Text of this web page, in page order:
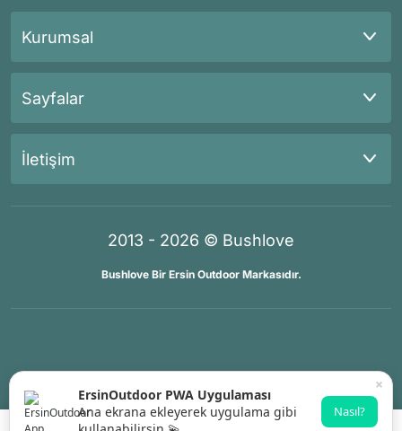
Kurumsal
Sayfalar
İletişim
2013 - 2026 © Bushlove
Bushlove Bir Ersin Outdoor Markasıdır.
×
ErsinOutdoor PWA Uygulaması
Ana ekrana ekleyerek uygulama gibi
Nasıl?